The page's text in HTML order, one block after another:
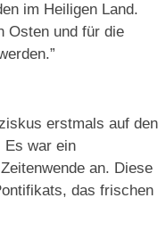
im Heiligen Land.
Osten und für die
erstmals auf den
Es war ein
an. Diese
das frischen